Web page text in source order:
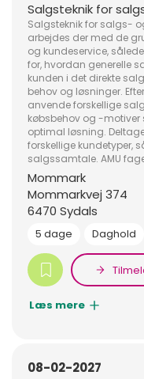
Salgsteknik for
Salgsteknik for salgs-
arbejdes der med de
og kundeservice,
for, hvordan generelle
kunden i det direkte
behov og løsninger.
anvende forskellige
købsbehov og -
optimal løsning.
forskellige kundetyper,
salgssamtale. AMU
Mommark
Mommarkvej 374
6470 Sydals
5 dage Daghold
Læs mere
08-02-2027